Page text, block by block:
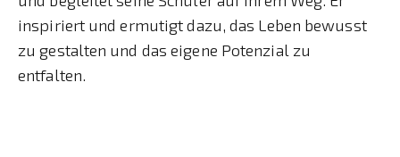
inspiriert und ermutigt dazu, das Leben bewusst
zu gestalten und das eigene Potenzial zu
entfalten.